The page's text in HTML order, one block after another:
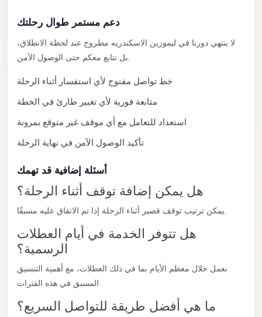
دعم مستمر طوال رحلتك
لا ينتهي دورنا في ليموزين الاسكندريه مطروح عند لحظة الانطلاق،
خط تواصل مفتوح لأي استفسار أثناء الرحلة
متابعة فورية لأي تغيير طارئ في الخطة
استعداد للتعامل مع أي موقف غير متوقع بمرونة
تأكيد الوصول الآمن في نهاية الرحلة
أسئلة إضافية قد تهمك
هل يمكن إضافة توقف أثناء الرحلة؟
هل تتوفر الخدمة في أيام العطلات
الرسمية؟
نعمل خلال معظم الأيام بما في ذلك العطلات، مع أهمية التنسيق
ما هي أفضل طريقة للتواصل السريع؟
Capital
Transfer
New
Administrative
Capital
Limousine
Nasr
City
Limousine
Service
Nasr
Limousine
Mohandessin